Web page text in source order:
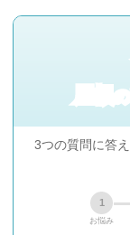
屋根 の
3つの質問に答
1
お悩み